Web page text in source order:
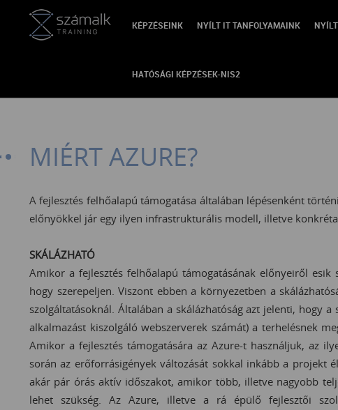
KÉPZÉSEINK NYÍLT IT TANFOLYAMAINK
HATÓSÁGI KÉPZÉSEK-NIS2
VISSZA
MIÉRT AZURE?
A fejlesztés felhőalapú támogatása általában lépésenként
előnyökkel jár egy ilyen infrastrukturális modell, illetve
SKÁLÁZHATÓ
Amikor a fejlesztés felhőalapú támogatásának előnyeiről
hogy szerepeljen. Viszont ebben a környezetben a
szolgáltatásoknál. Általában a skálázhatóság azt jelenti, hogy
alkalmazást kiszolgáló webszerverek számát) a terhelésnek
Amikor a fejlesztés támogatására az Azure-t használjuk, az
során az erőforrásigények változását sokkal inkább a projekt
akár pár órás aktív időszakot, amikor több, illetve nagyobb
lehet szükség. Az Azure, illetve a rá épülő fejlesztői